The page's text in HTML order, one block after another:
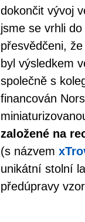
dokončit vývoj
jsme se vrhli
přesvědčeni,
byl výsledkem
společně s
financován
založené na
(s názvem
unikátní stolní
předúpravy